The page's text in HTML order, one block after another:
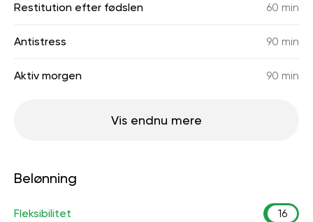
Restitution efter fødslen 60 min
Antistress 90 min
Aktiv morgen 90 min
Vis endnu mere
Belønning
Fleksibilitet 16